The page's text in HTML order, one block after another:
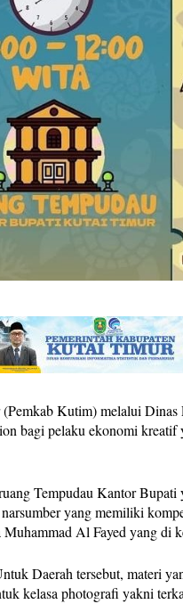
Kutim) melalui Dinas
bagi pelaku ekonomi
Tempudau Kantor Bupati
yang memiliki
Al Fayed yang di
Daerah tersebut, materi
kelasa photografi yakni